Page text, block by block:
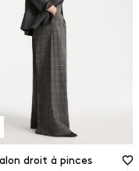
droit à pinces